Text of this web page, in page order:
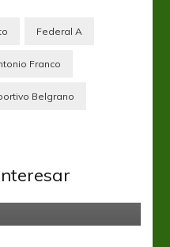
Federal A
Franco
Belgrano
humildad y